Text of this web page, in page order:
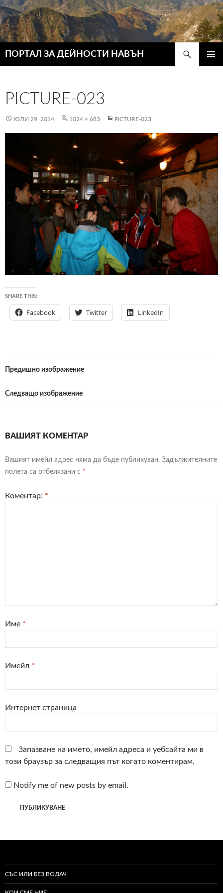
ПОРТАЛ ЗА ДЕЙНОСТИ НАВЪН
PICTURE-023
ЮЛИ 29, 2014 1024 × 683 PICTURE-023
SHARE THIS:
Facebook Twitter LinkedIn
Предишно изображение
Следващо изображение
ВАШИЯТ КОМЕНТАР
Вашият имейл адрес няма да бъде публикуван. Задължителните
полета са отбелязани с *
Коментар: *
Име *
Имейл *
Интернет страница
Запазване на името, имейл адреса и уебсайта ми в
този браузър за следващия път когато коментирам.
Notify me of new posts by email.
СЪС ИЛИ БЕЗ ВОДАЧ